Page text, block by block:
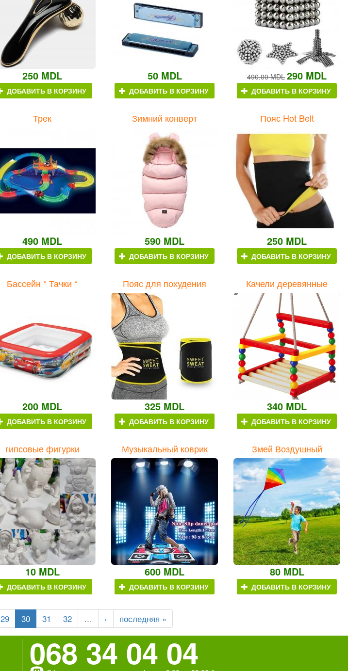
250 MDL
ДОБАВИТЬ В КОРЗИНУ
50 MDL
ДОБАВИТЬ В КОРЗИНУ
490.00 MDL 290 MDL
ДОБАВИТЬ В КОРЗИНУ
Трек
490 MDL
ДОБАВИТЬ В КОРЗИНУ
Зимний конверт
590 MDL
ДОБАВИТЬ В КОРЗИНУ
Пояс Hot Belt
250 MDL
ДОБАВИТЬ В КОРЗИНУ
Бассейн * Тачки *
200 MDL
ДОБАВИТЬ В КОРЗИНУ
Пояс для похудения
325 MDL
ДОБАВИТЬ В КОРЗИНУ
Качели деревянные
340 MDL
ДОБАВИТЬ В КОРЗИНУ
гипсовые фигурки
10 MDL
ДОБАВИТЬ В КОРЗИНУ
Музыкальный коврик
600 MDL
ДОБАВИТЬ В КОРЗИНУ
Змей Воздушный
80 MDL
ДОБАВИТЬ В КОРЗИНУ
29 30 31 32 … › последняя »
068 34 04 04